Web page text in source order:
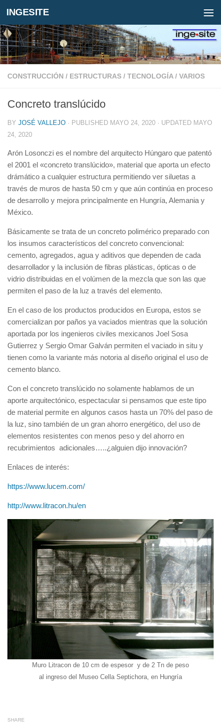
INGESITE
CONSTRUCCIÓN / ESTRUCTURAS / TECNOLOGÍA / VARIOS
Concreto translúcido
BY JOSÉ VALLEJO · PUBLISHED MAYO 24, 2020 · UPDATED MAYO
24, 2020
Arón Losonczi es el nombre del arquitecto Húngaro que patentó
el 2001 el «concreto translúcido», material que aporta un efecto
drámático a cualquier estructura permitiendo ver siluetas a
través de muros de hasta 50 cm y que aún continúa en proceso
de desarrollo y mejora principalmente en Hungría, Alemania y
México.
Básicamente se trata de un concreto polimérico preparado con
los insumos característicos del concreto convencional:
cemento, agregados, agua y aditivos que dependen de cada
desarrollador y la inclusión de fibras plásticas, ópticas o de
vidrio distribuidas en el volúmen de la mezcla que son las que
permiten el paso de la luz a través del elemento.
En el caso de los productos producidos en Europa, estos se
comercializan por paños ya vaciados mientras que la solución
aportada por los ingenieros civiles mexicanos Joel Sosa
Gutierrez y Sergio Omar Galván permiten el vaciado in situ y
tienen como la variante más notoria al diseño original el uso de
cemento blanco.
Con el concreto translúcido no solamente hablamos de un
aporte arquitectónico, espectacular si pensamos que este tipo
de material permite en algunos casos hasta un 70% del paso de
la luz, sino también de un gran ahorro energético, del uso de
elementos resistentes con menos peso y del ahorro en
recubrimientos adicionales…..¿alguien dijo innovación?
Enlaces de interés:
https://www.lucem.com/
http://www.litracon.hu/en
Muro Litracon de 10 cm de espesor y de 2 Tn de peso
al ingreso del Museo Cella Septichora, en Hungría
SHARE